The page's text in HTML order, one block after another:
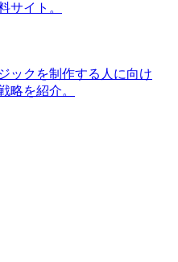
サイト。
ックを制作する人に向け
略を紹介。